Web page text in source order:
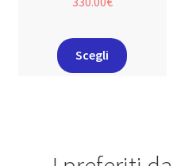
Scegli